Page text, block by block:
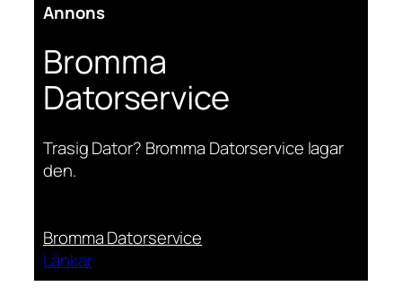
Annons
Bromma
Datorservice
Trasig Dator? Bromma Datorservice lagar
den.
Bromma Datorservice
Länkar